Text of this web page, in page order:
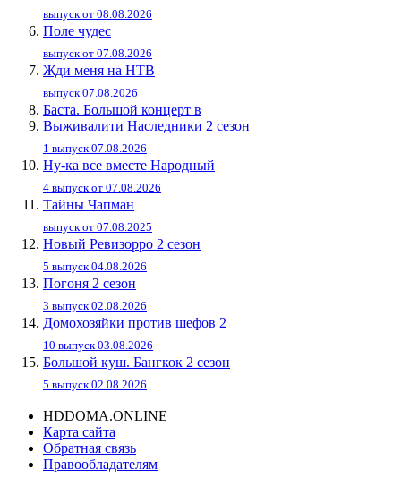
выпуск от 08.08.2026
Поле чудес
выпуск от 07.08.2026
Жди меня на НТВ
выпуск 07.08.2026
Баста. Большой концерт в
Выживалити Наследники 2 сезон
1 выпуск 07.08.2026
Ну-ка все вместе Народный
4 выпуск от 07.08.2026
Тайны Чапман
выпуск от 07.08.2025
Новый Ревизорро 2 сезон
5 выпуск 04.08.2026
Погоня 2 сезон
3 выпуск 02.08.2026
Домохозяйки против шефов 2
10 выпуск 03.08.2026
Большой куш. Бангкок 2 сезон
5 выпуск 02.08.2026
HDDOMA.ONLINE
Карта сайта
Обратная связь
Правообладателям